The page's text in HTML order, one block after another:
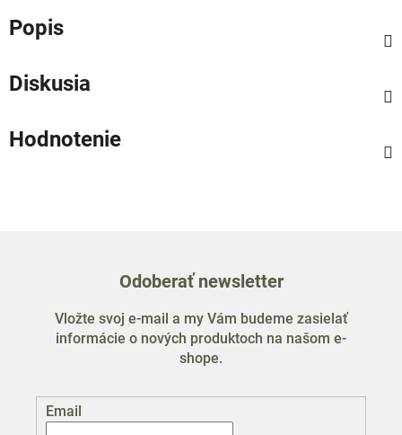
Popis
Diskusia
Hodnotenie
Odoberať newsletter
Vložte svoj e-mail a my Vám budeme zasielať
informácie o nových produktoch na našom e-
shope.
Email